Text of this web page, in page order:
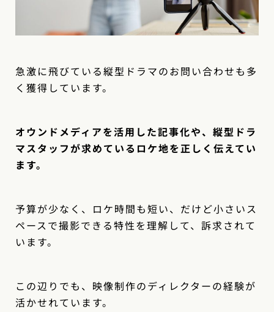
急激に飛びている縦型ドラマのお問い合わせも多
く獲得しています。
オウンドメディアを活用した記事化や、縦型ドラ
マスタッフが求めているロケ地を正しく伝えてい
ます。
予算が少なく、ロケ時間も短い、だけど小さいス
ペースで撮影できる特性を理解して、訴求されて
います。
この辺りでも、映像制作のディレクターの経験が
活かせれています。